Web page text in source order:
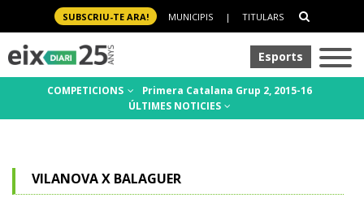
SUBSCRIU-TE ARA! MUNICIPIS | TITULARS
Esports
COMPETICIONS
Primera Catalana Grup 2, 2015-16
ÚLTIMES NOTICIES
VILANOVA X BALAGUER